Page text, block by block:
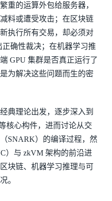
重的运算外包给服务器，
料或遭受攻击；在区块链
执行所有交易，却必须对
确性裁决；在机器学习推
GPU 集群是否真正运行了
为解决这些问题而生的密
典理论出发，逐步深入到
核心构件，进而讨论从交
SNARK）的编译过程，然
）与 zkVM 架构的前沿进
块链、机器学习推理与可
。